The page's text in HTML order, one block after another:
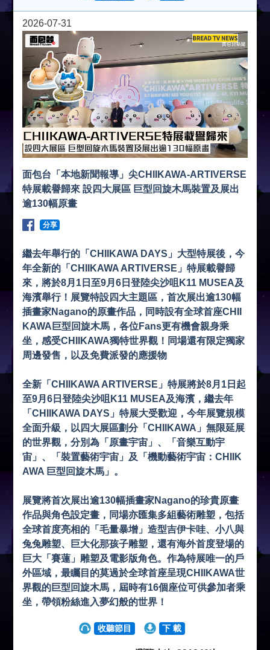
2026-07-31
面包台「本地新聞報導」尖CHIIKAWA-ARTIVERSE
特展載譽歸來 設四大展區 巨型回旋木馬裝置及展出
逾130幅原畫
分享
繼去年舉行的「CHIIKAWA DAYS」大型特展後，今
年全新的「CHIIKAWA ARTIVERSE」特展載譽歸
來，將於8月1日至9月6日登陸尖沙咀K11 MUSEA及
海濱舉行！展覽特設四大主題區，首次展出逾130幅
插畫家Nagano的原畫作品，同時設有全球首座CHII
KAWA巨型回旋木馬，各位Fans更有機會親身乘
坐，感受CHIIKAWA獨特世界觀！同場還有限定獨家
周邊發售，以及免費派發的應援物
全新「CHIIKAWA ARTIVERSE」特展將於8月1日起
至9月6日登陸尖沙咀K11 MUSEA及海濱，繼去年
「CHIIKAWA DAYS」特展大受歡迎，今年展覽規模
全面升級，以四大展區劃分「CHIIKAWA」無限延展
的世界觀，分別為「原畫宇宙」、「音樂互動宇
宙」、「裝置藝術宇宙」及「機動藝術宇宙：CHIIK
AWA 巨型回旋木馬」。
展覽將首次展出逾130幅插畫家Nagano的珍貴原畫
作品與角色設定畫，同場亦匯集多組藝術雕塑，包括
全球首度亮相的「⽑量暴增」造型吉伊卡哇、小⼋與
兔兔雕塑、巨大化那孩⼦雕塑，還有海外首度登場的
巨大「賽蓮」雕塑及電影版角色。作為特展唯一的戶
外區域，最矚目的莫過於全球首座呈現CHIIKAWA世
界觀的巨型回旋木馬，屆時有16個座位可供參加者乘
坐，帶領粉絲進入夢幻般的世界！
收聽節目 下 載